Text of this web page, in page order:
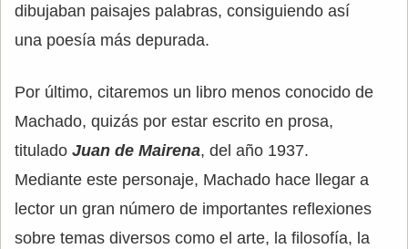
dibujaban paisajes palabras, consiguiendo así
una poesía más depurada.
Por último, citaremos un libro menos conocido de
Machado, quizás por estar escrito en prosa,
titulado Juan de Mairena, del año 1937.
Mediante este personaje, Machado hace llegar a
lector un gran número de importantes reflexiones
sobre temas diversos como el arte, la filosofía, la